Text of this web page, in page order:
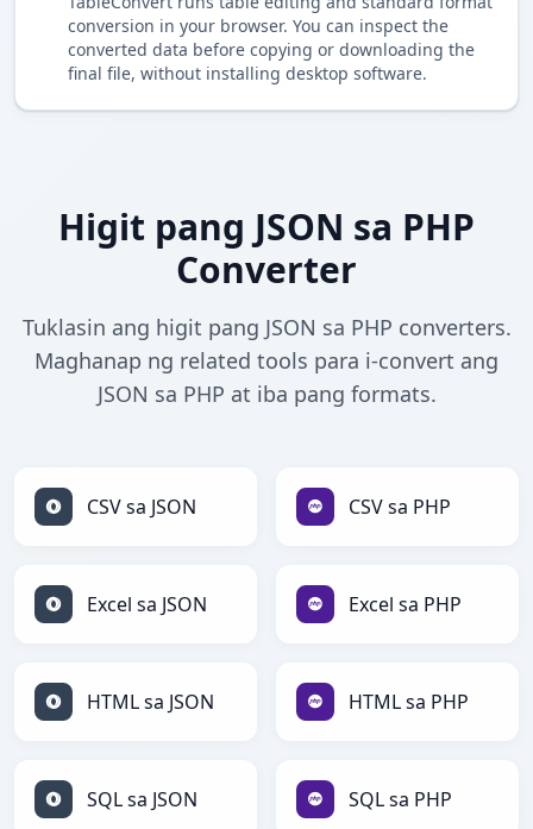
conversion in your browser. You can inspect the
converted data before copying or downloading the
final file, without installing desktop software.
Higit pang JSON sa PHP
Converter
Tuklasin ang higit pang JSON sa PHP converters.
Maghanap ng related tools para i-convert ang
JSON sa PHP at iba pang formats.
CSV sa JSON CSV sa PHP
Excel sa JSON Excel sa PHP
HTML sa JSON HTML sa PHP
SQL sa JSON SQL sa PHP